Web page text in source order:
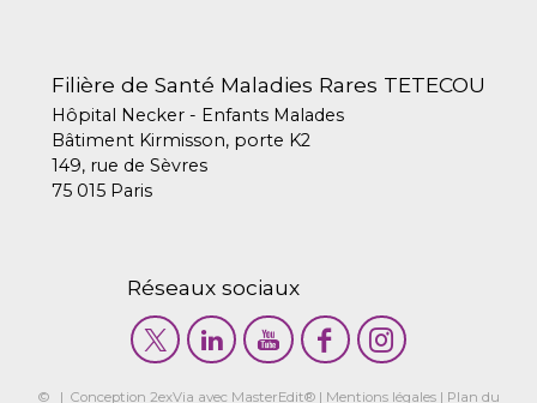
Filière de Santé Maladies Rares TETECOU
Hôpital Necker - Enfants Malades
Bâtiment Kirmisson, porte K2
149, rue de Sèvres
75 015 Paris
Réseaux sociaux
© | Conception 2exVia avec MasterEdit® | Mentions légales| Plan du